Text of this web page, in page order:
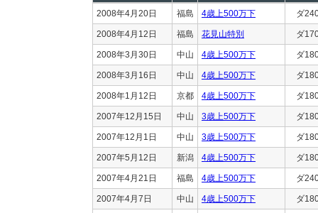
2008年4月20日 福島 4歳上500万下 ダ
2008年4月12日 福島 花見山特別 ダ
2008年3月30日 中山 4歳上500万下 ダ
2008年3月16日 中山 4歳上500万下 ダ
2008年1月12日 京都 4歳上500万下 ダ
2007年12月15日 中山 3歳上500万下 ダ
2007年12月1日 中山 3歳上500万下 ダ
2007年5月12日 新潟 4歳上500万下 ダ
2007年4月21日 福島 4歳上500万下 ダ
2007年4月7日 中山 4歳上500万下 ダ